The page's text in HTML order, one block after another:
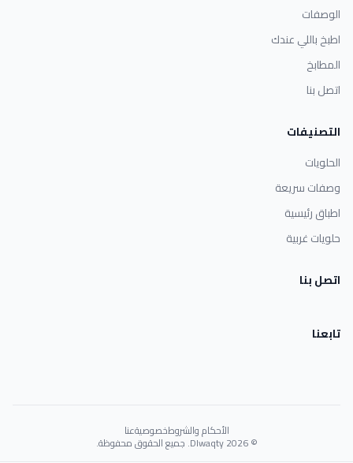
الوصفات
اطبخ باللي عندك
المطابخ
اتصل بنا
التصنيفات
الحلويات
وصفات سريعة
اطباق رئيسية
حلويات غربية
اتصل بنا
تابعنا
الأحكام والشروطخصوصيةعنا
© 2026 Dlwaqty. جميع الحقوق محفوظة.